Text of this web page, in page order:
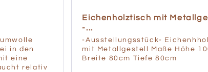
in den
eine
relativ
Eichenholztisch mit
-...
-Ausstellungsstück-
mit Metallgestell Maße Höhe
Breite 80cm Tiefe 80cm